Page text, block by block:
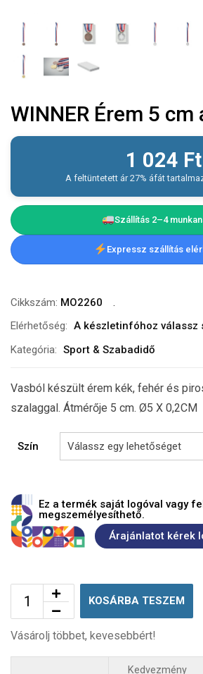
WINNER Érem 5 cm
1 024 Ft
A feltüntetett ár 27% áfát
Szállítás 2–4
Expressz szállítás
Cikkszám: MO2260
Elérhetőség: A készletinfóhoz válassz
Kategória: Sport & Szabadidő
Vasból készült érem kék, fehér és
szalaggal. Átmérője 5 cm. Ø5 X 0,2CM
Szín
Ez a termék saját logóval vagy
megszemélyesíthető.
Árajánlatot kérek
KOSÁRBA TESZEM
Vásárolj többet, kevesebbért!
Kedvezmény